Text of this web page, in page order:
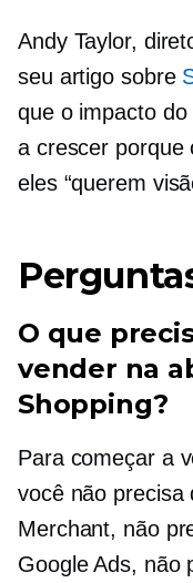
Andy Taylor,
seu artigo sobre
que o impacto
a crescer porque
eles “querem
O que
vender na
Shopping?
Para começar a
você não precisa
Merchant, não
Google Ads, não